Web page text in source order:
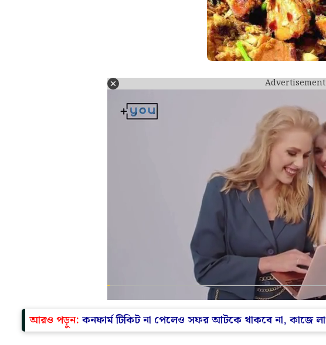
Advertisement
আরও পড়ুন:কনফার্ম টিকিট না পেলেও সফর আটকে থাকবে না, কাজে